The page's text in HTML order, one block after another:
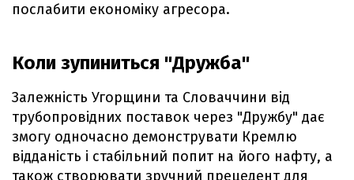
послабити економіку агресора.
Коли зупиниться "Дружба"
Залежність Угорщини та Словаччини від
трубопровідних поставок через "Дружбу" дає
змогу одночасно демонструвати Кремлю
відданість і стабільний попит на його нафту, а
також створювати зручний прецедент для